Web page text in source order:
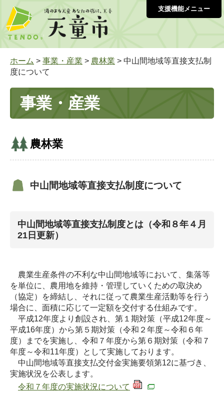
支援機能メニュー
ホーム > 事業・産業 > 農林業 > 中山間地域等直接支払制
度について
事業・産業
農林業
中山間地域等直接支払制度について
中山間地域等直接支払制度とは（令和８年４月
21日更新）
農業生産条件の不利な中山間地域等において、集落等
を単位に、農用地を維持・管理していくための取決め
（協定）を締結し、それに従って農業生産活動等を行う
場合に、面積に応じて一定額を交付する仕組みです。
平成12年度より創設され、第１期対策（平成12年度～
平成16年度）から第５期対策（令和２年度～令和６年
度）までを実施し、令和７年度から第６期対策（令和７
年度～令和11年度）として実施しております。
中山間地域等直接支払交付金実施要領第12に基づき、
実施状況を公表します。
令和７年度の実施状況について